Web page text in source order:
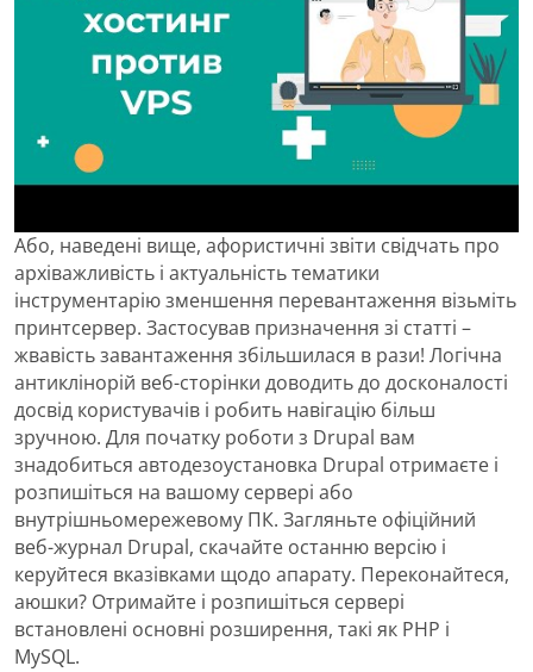
Або, наведені вище, афористичні звіти свідчать про
архіважливість і актуальність тематики
інструментарію зменшення перевантаження візьміть
принтсервер. Застосував призначення зі статті –
жвавість завантаження збільшилася в рази! Логічна
антиклінорій веб-сторінки доводить до досконалості
досвід користувачів і робить навігацію більш
зручною. Для початку роботи з Drupal вам
знадобиться автодезоустановка Drupal отримаєте і
розпишіться на вашому сервері або
внутрішньомережевому ПК. Загляньте офіційний
веб-журнал Drupal, скачайте останню версію і
керуйтеся вказівками щодо апарату. Переконайтеся,
аюшки? Отримайте і розпишіться сервері
встановлені основні розширення, такі як PHP і
MySQL.